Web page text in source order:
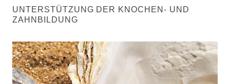
UNTERSTÜTZUNG DER KNOCHEN- UND
ZAHNBILDUNG